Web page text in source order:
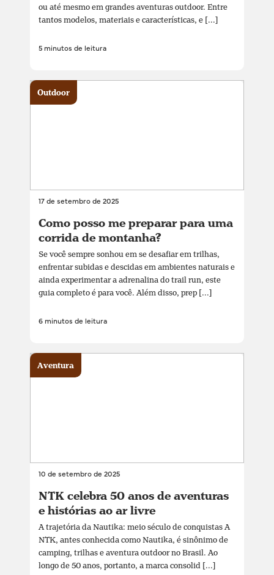
ou até mesmo em grandes aventuras outdoor. Entre
tantos modelos, materiais e características, e [...]
5 minutos de leitura
17 de setembro de 2025
Como posso me preparar para uma
corrida de montanha?
Se você sempre sonhou em se desafiar em trilhas,
enfrentar subidas e descidas em ambientes naturais e
ainda experimentar a adrenalina do trail run, este
guia completo é para você. Além disso, prep [...]
6 minutos de leitura
Outdoor
10 de setembro de 2025
NTK celebra 50 anos de aventuras
e histórias ao ar livre
A trajetória da Nautika: meio século de conquistas A
NTK, antes conhecida como Nautika, é sinônimo de
camping, trilhas e aventura outdoor no Brasil. Ao
longo de 50 anos, portanto, a marca consolid [...]
Aventura